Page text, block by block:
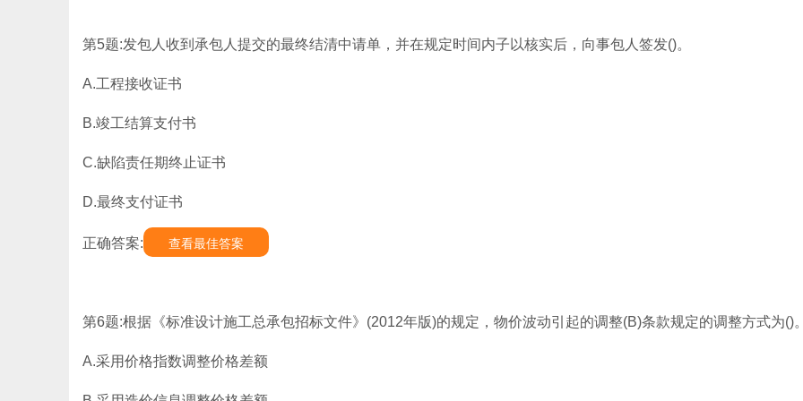
第5题:发包人收到承包人提交的最终结清中请单，并在规定时间内子以核实后，向事包人签发()。
A.工程接收证书
B.竣工结算支付书
C.缺陷责任期终止证书
D.最终支付证书
正确答案: 查看最佳答案
第6题:根据《标准设计施工总承包招标文件》(2012年版)的规定，物价波动引起的调整(B)条款规定的调整方式为()
A.采用价格指数调整价格差额